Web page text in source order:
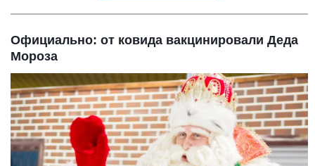
Официально: от ковида вакцинировали Деда
Мороза